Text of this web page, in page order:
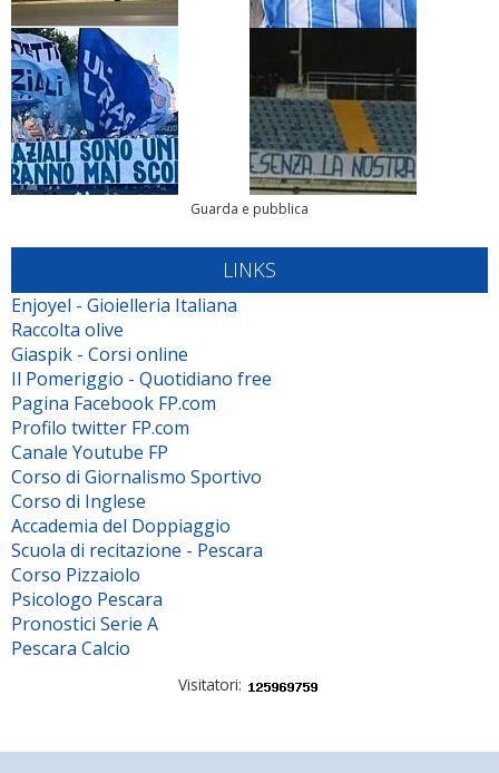
Guarda e pubblica
LINKS
Enjoyel - Gioielleria Italiana
Raccolta olive
Giaspik - Corsi online
Il Pomeriggio - Quotidiano free
Pagina Facebook FP.com
Profilo twitter FP.com
Canale Youtube FP
Corso di Giornalismo Sportivo
Corso di Inglese
Accademia del Doppiaggio
Scuola di recitazione - Pescara
Corso Pizzaiolo
Psicologo Pescara
Pronostici Serie A
Pescara Calcio
Visitatori: